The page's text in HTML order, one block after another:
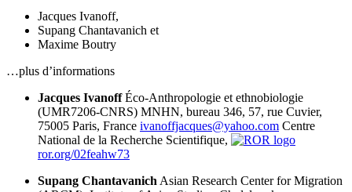
Jacques Ivanoff,
Supang Chantavanich et
Maxime Boutry
…plus d’informations
Jacques Ivanoff Éco-Anthropologie et ethnobiologie
(UMR7206-CNRS) MNHN, bureau 346, 57, rue Cuvier,
75005 Paris, France ivanoffjacques@yahoo.com Centre
National de la Recherche Scientifique,
ror.org/02feahw73
Supang Chantavanich Asian Research Center for Migration